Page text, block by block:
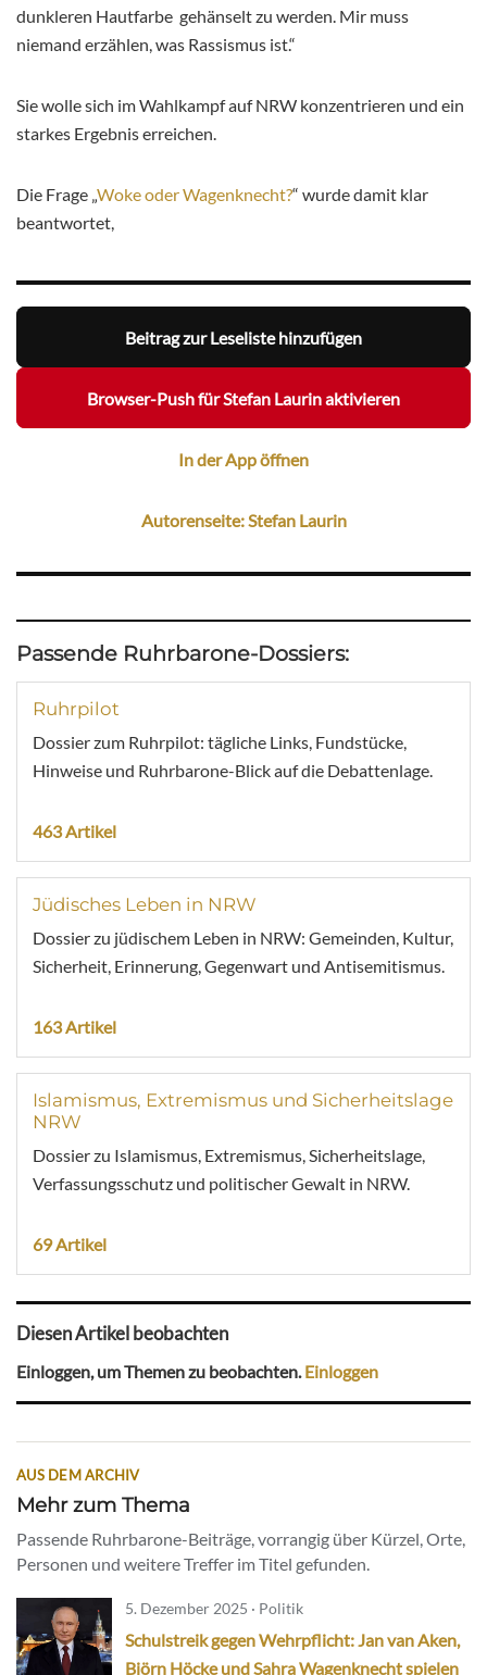
dunkleren Hautfarbe gehänselt zu werden. Mir muss
niemand erzählen, was Rassismus ist.“
Sie wolle sich im Wahlkampf auf NRW konzentrieren und ein
starkes Ergebnis erreichen.
Die Frage „Woke oder Wagenknecht?“ wurde damit klar
beantwortet,
Beitrag zur Leseliste hinzufügen
Browser-Push für Stefan Laurin aktivieren
In der App öffnen
Autorenseite: Stefan Laurin
Passende Ruhrbarone-Dossiers:
Ruhrpilot
Dossier zum Ruhrpilot: tägliche Links, Fundstücke,
Hinweise und Ruhrbarone-Blick auf die Debattenlage.
463 Artikel
Jüdisches Leben in NRW
Dossier zu jüdischem Leben in NRW: Gemeinden, Kultur,
Sicherheit, Erinnerung, Gegenwart und Antisemitismus.
163 Artikel
Islamismus, Extremismus und Sicherheitslage
NRW
Dossier zu Islamismus, Extremismus, Sicherheitslage,
Verfassungsschutz und politischer Gewalt in NRW.
69 Artikel
Diesen Artikel beobachten
Einloggen, um Themen zu beobachten.Einloggen
AUS DEM ARCHIV
Mehr zum Thema
Passende Ruhrbarone-Beiträge, vorrangig über Kürzel, Orte,
Personen und weitere Treffer im Titel gefunden.
5. Dezember 2025 · Politik
Schulstreik gegen Wehrpflicht: Jan van Aken,
Björn Höcke und Sahra Wagenknecht spielen